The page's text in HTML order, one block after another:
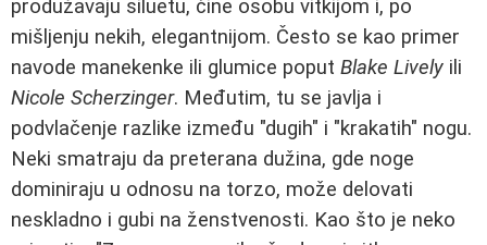
produžavaju siluetu, čine osobu vitkijom i, po
mišljenju nekih, elegantnijom. Često se kao primer
navode manekenke ili glumice poput Blake Lively ili
Nicole Scherzinger. Međutim, tu se javlja i
podvlačenje razlike između "dugih" i "krakatih" nogu.
Neki smatraju da preterana dužina, gde noge
dominiraju u odnosu na torzo, može delovati
neskladno i gubi na ženstvenosti. Kao što je neko